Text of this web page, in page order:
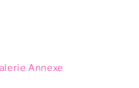
Annexe